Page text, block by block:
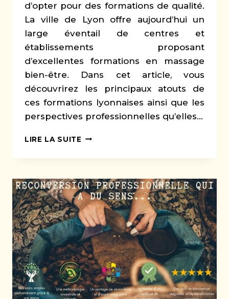
d’opter pour des formations de qualité.
La ville de Lyon offre aujourd’hui un
large éventail de centres et
établissements proposant
d’excellentes formations en massage
bien-être. Dans cet article, vous
découvrirez les principaux atouts de
ces formations lyonnaises ainsi que les
perspectives professionnelles qu’elles…
LIRE LA SUITE FORMATION
BIEN-
À
LYON
:
POUR
UNE
CARRIÈRE
PROFESSIONNELLE
ÉPANOUISSANTE